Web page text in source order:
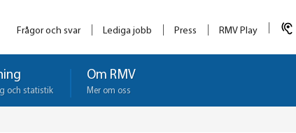
Frågor och svar Lediga jobb Press RMV Play
och statistik
Om RMV
Mer om oss